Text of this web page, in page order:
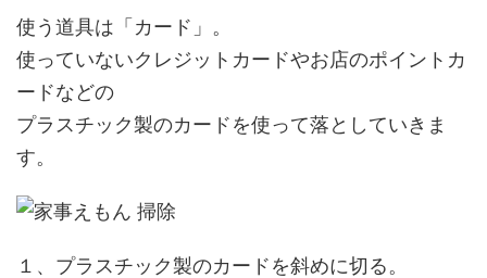
使う道具は「カード」。
使っていないクレジットカードやお店のポイントカ
ードなどの
プラスチック製のカードを使って落としていきま
す。
１、プラスチック製のカードを斜めに切る。